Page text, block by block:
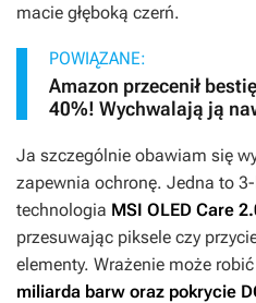
macie głęboką czerń.
POWIĄZANE:
Amazon przecenił
40%! Wychwalają ją
Ja szczególnie obawiam się
zapewnia ochronę. Jedna to
technologia MSI OLED Care
przesuwając piksele czy
elementy. Wrażenie może
miliarda barw oraz pokrycie